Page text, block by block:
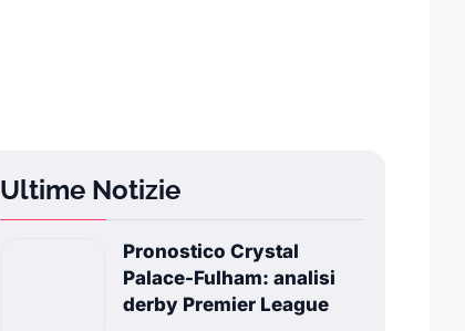
Ultime Notizie
Pronostico Crystal
Palace-Fulham: analisi
derby Premier League